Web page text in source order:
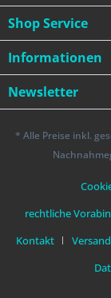
Shop Service
Informationen
Newsletter
* Alle Preise inkl.
rechtliche
Kontakt